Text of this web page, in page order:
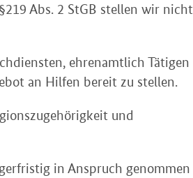
Abs. 2 StGB stellen wir nicht
ehrenamtlich Tätigen
an Hilfen bereit zu stellen.
und
in Anspruch genommen